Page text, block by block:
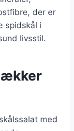
der er
spidskål i
livsstil.
med